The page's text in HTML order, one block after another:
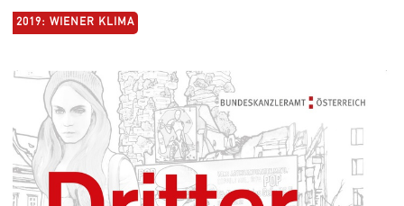
2019: WIENER KLIMA